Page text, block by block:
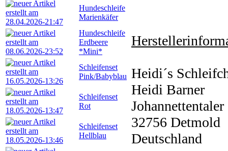
Hundeschleife
Marienkäfer
Hundeschleife
Erdbeere
*Mini*
Schleifenset
Pink/Babyblau
Schleifenset
Rot
Schleifenset
Hellblau
Heidi´s
Heidi Barner
Johannettentaler
32756 Detmold
Deutschland